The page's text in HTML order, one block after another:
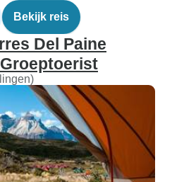
Bekijk reis
Del Paine